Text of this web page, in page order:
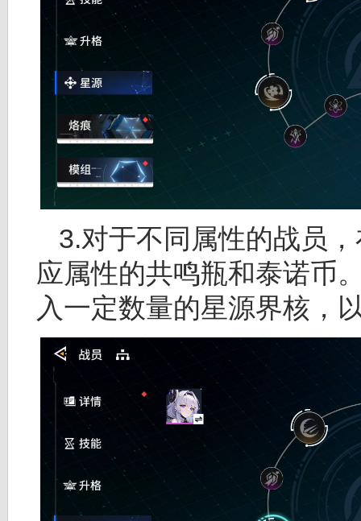
3.对于不同属性的战员
应属性的共鸣瓶和泰诺币
入一定数量的星源界核，